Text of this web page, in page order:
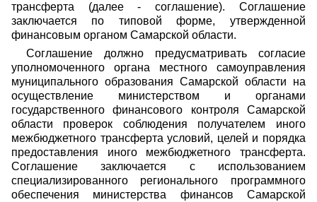
трансферта (далее - соглашение). Соглашение
заключается по типовой форме, утвержденной
финансовым органом Самарской области.
Соглашение должно предусматривать согласие
уполномоченного органа местного самоуправления
муниципального образования Самарской области на
осуществление министерством и органами
государственного финансового контроля Самарской
области проверок соблюдения получателем иного
межбюджетного трансферта условий, целей и порядка
предоставления иного межбюджетного трансферта.
Соглашение заключается с использованием
специализированного регионального программного
обеспечения министерства финансов Самарской